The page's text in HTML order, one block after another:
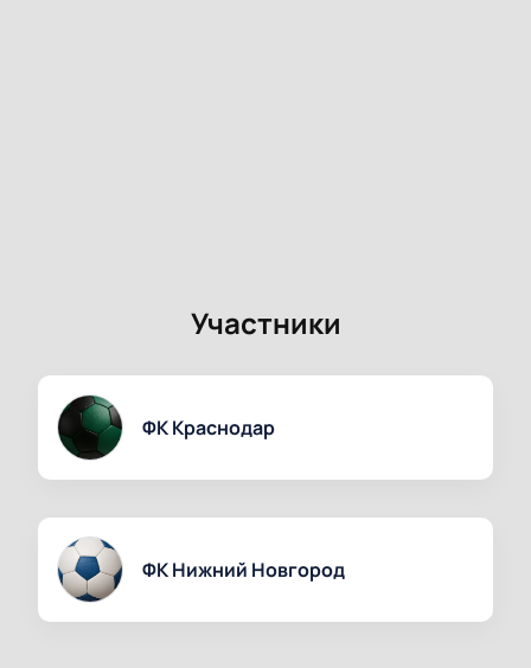
Участники
ФК Краснодар
ФК Нижний Новгород